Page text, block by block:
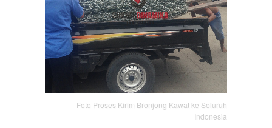
Foto Proses Kirim Bronjong Kawat ke Seluruh
Indonesia